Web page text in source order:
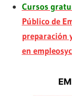
Cursos
Público de
preparación
en